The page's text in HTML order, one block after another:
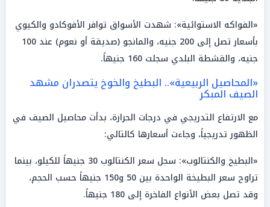
«الفواكه الاستوائية»: شهدت الأسواق توافر الأفوكادو والكيوي
بأسعار تصل إلى 200 جنيه، والمانجو (صديقة أو نعوم) عند 100
جنيه، والقشطة البلدي سجلت 160 جنيهاً.
«المحاصيل الربيعية».. البطيخ والخوخ يتصدران مشهد
الصيف المبكر
مع الارتفاع التدريجي في درجات الحرارة، بدأت محاصيل الصيف في
الظهور تدريجياً، وجاءت أسعارها كالتالي:
«البطيخ والكنتالوب»: سجل سعر الكنتالوب 30 جنيهاً للكيلو، بينما
تراوح سعر البطيخة الواحدة بين 50 و150 جنيهاً حسب الحجم،
وقد تصل بعض الأنواع الفاخرة إلى 180 جنيهاً.